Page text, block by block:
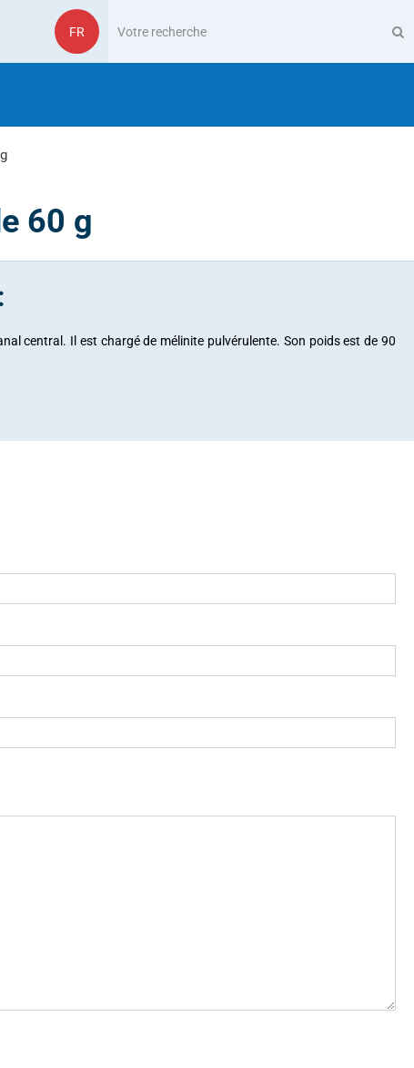
FR
60 g
central. Il est chargé de mélinite pulvérulente. Son poids est de 90